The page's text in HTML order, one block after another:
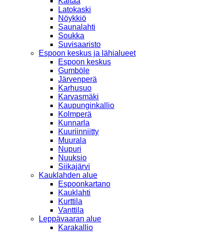
Latokaski
Nöykkiö
Saunalahti
Soukka
Suvisaaristo
Espoon keskus ja lähialueet
Espoon keskus
Gumböle
Järvenperä
Karhusuo
Karvasmäki
Kaupunginkallio
Kolmperä
Kunnarla
Kuuriinniitty
Muurala
Nupuri
Nuuksio
Siikajärvi
Kauklahden alue
Espoonkartano
Kauklahti
Kurttila
Vanttila
Leppävaaran alue
Karakallio